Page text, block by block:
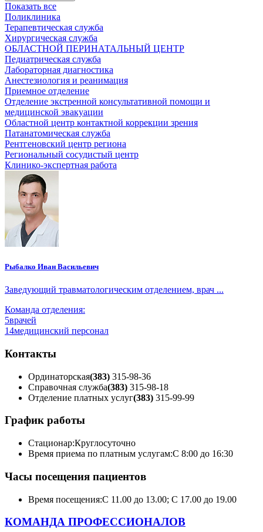
Показать все
Поликлиника
Терапевтическая служба
Хирургическая служба
ОБЛАСТНОЙ ПЕРИНАТАЛЬНЫЙ ЦЕНТР
Педиатрическая служба
Лабораторная диагностика
Анестезиология и реанимация
Приемное отделение
Отделение экстренной консультативной помощи и
медицинской эвакуации
Областной центр контактной коррекции зрения
Патанатомическая служба
Рентгеновский центр региона
Региональный сосудистый центр
Клинико-экспертная работа
Рыбалко Иван Васильевич
Заведующий травматологическим отделением, врач ...
Команда отделения:
5врачей
14медицинский персонал
Контакты
Ординаторская(383) 315-98-36
Справочная служба(383) 315-98-18
Отделение платных услуг(383) 315-99-99
График работы
Стационар:Круглосуточно
Время приема по платным услугам:С 8:00 до 16:30
Часы посещения пациентов
Время посещения:С 11.00 до 13.00; С 17.00 до 19.00
КОМАНДА ПРОФЕССИОНАЛОВ